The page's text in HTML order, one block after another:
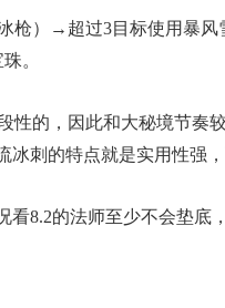
枪）→超过3目标使用暴
。
性的，因此和大秘境节奏
冰刺的特点就是实用性强
看8.2的法师至少不会垫底